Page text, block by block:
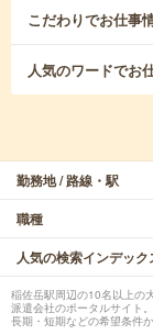
こだわりでお仕事
人気のワードでお
勤務地 / 路線・駅
職種
人気の検索インデック
稲佐岳駅周辺の10名以上の
派遣会社のポータルサイト
長期・短期などの希望条件